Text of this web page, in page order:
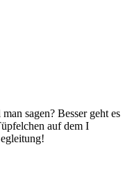
sagen? Besser geht es
auf dem I